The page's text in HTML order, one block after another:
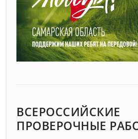
ВСЕРОССИЙСКИЕ
ПРОВЕРОЧНЫЕ